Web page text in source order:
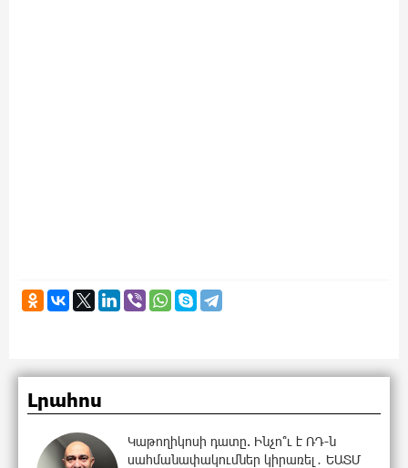
Լրահոս
Կաթողիկոսի դատը. Ինչո՞ւ է ՌԴ-ն
սահմանափակումներ կիրառել․ ԵԱՏՄ